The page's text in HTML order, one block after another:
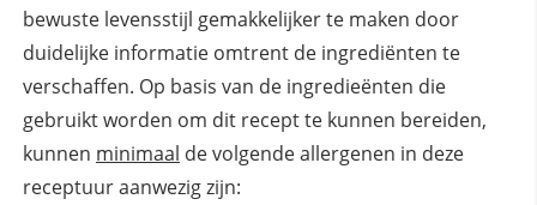
bewuste levensstijl gemakkelijker te maken door
duidelijke informatie omtrent de ingrediënten te
verschaffen. Op basis van de ingredieënten die
gebruikt worden om dit recept te kunnen bereiden,
kunnen minimaal de volgende allergenen in deze
receptuur aanwezig zijn: